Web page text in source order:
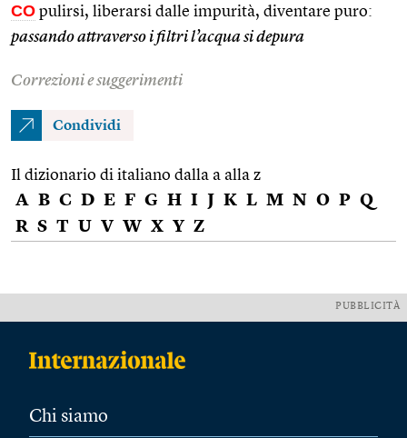
CO pulirsi, liberarsi dalle impurità, diventare puro:
passando attraverso i filtri l’acqua si depura
Correzioni e suggerimenti
Condividi
Il dizionario di italiano dalla a alla z
A B C D E F G H I J K L M N O P Q
R S T U V W X Y Z
PUBBLICITÀ
Chi siamo